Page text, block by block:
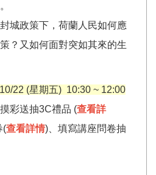
城政策下，荷蘭人民如何應
？又如何面對突如其來的生
22 (星期五) 10:30 ~ 12:00
彩送抽3C禮品 (查看詳
(查看詳情)、填寫講座問卷抽